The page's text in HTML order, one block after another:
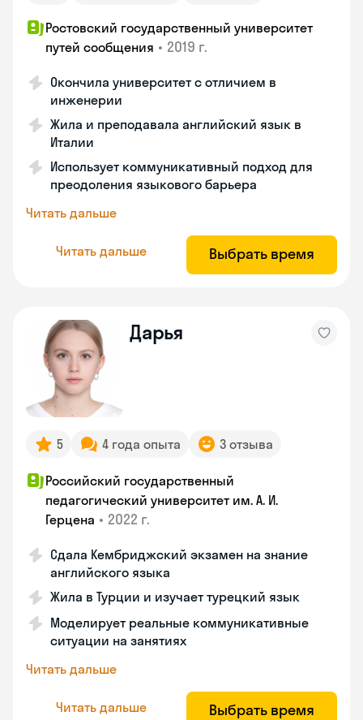
Ростовский государственный университет
путей сообщения • 2019 г.
Окончила университет с отличием в
инженерии
Жила и преподавала английский язык в
Италии
Использует коммуникативный подход для
преодоления языкового барьера
Читать дальше
Читать дальше Выбрать время
Дарья
5 4 года опыта 3 отзыва
Российский государственный
педагогический университет им. А. И.
Герцена • 2022 г.
Сдала Кембриджский экзамен на знание
английского языка
Жила в Турции и изучает турецкий язык
Моделирует реальные коммуникативные
ситуации на занятиях
Читать дальше
Читать дальше Выбрать время